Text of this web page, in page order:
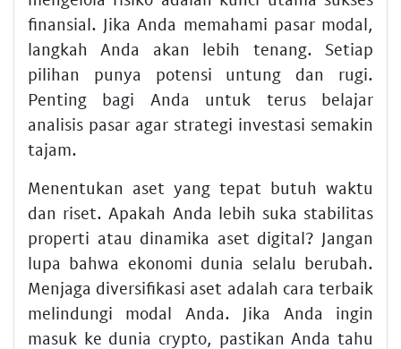
finansial. Jika Anda memahami pasar modal,
langkah Anda akan lebih tenang. Setiap
pilihan punya potensi untung dan rugi.
Penting bagi Anda untuk terus belajar
analisis pasar agar strategi investasi semakin
tajam.
Menentukan aset yang tepat butuh waktu
dan riset. Apakah Anda lebih suka stabilitas
properti atau dinamika aset digital? Jangan
lupa bahwa ekonomi dunia selalu berubah.
Menjaga diversifikasi aset adalah cara terbaik
melindungi modal Anda. Jika Anda ingin
masuk ke dunia crypto, pastikan Anda tahu